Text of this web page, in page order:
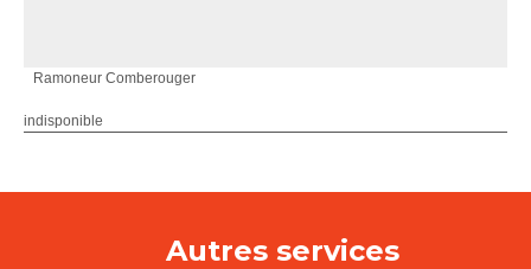
Ramoneur Comberouger
indisponible
Autres services